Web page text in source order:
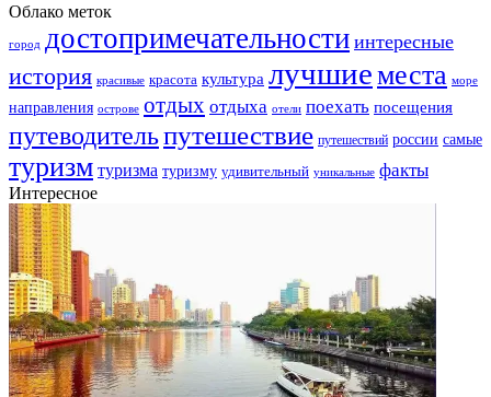
Облако меток
город достопримечательности интересные
история красивые красота культура лучшиеместа море
направления острове отдых отдыха отели поехать посещения
путеводительпутешествие путешествий россии самые
туризм туризма туризму удивительный уникальные факты
Интересное